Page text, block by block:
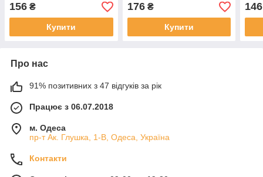
156 ₴
Купити
176₴
Купити
146
Про нас
91% позитивних з 47 відгуків за рік
Працює з 06.07.2018
м. Одеса
пр-т Ак. Глушка, 1-В, Одеса, Україна
Контакти